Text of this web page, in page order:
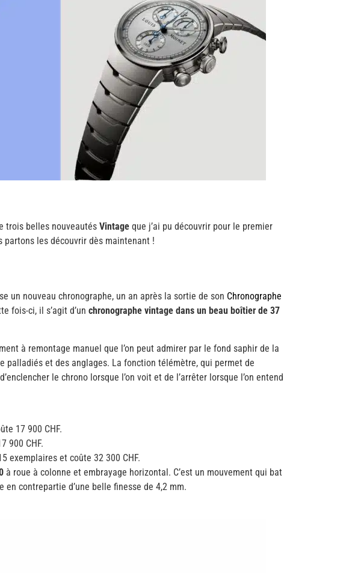
trois belles nouveautés Vintage que j’ai pu découvrir pour le premier
partons les découvrir dès maintenant !
un nouveau chronographe, un an après la sortie de son Chronographe
fois-ci, il s’agit d’un chronographe vintage dans un beau boîtier de 37
à remontage manuel que l’on peut admirer par le fond saphir de la
palladiés et des anglages. La fonction télémètre, qui permet de
le chrono lorsque l’on voit et de l’arrêter lorsque l’on entend
17 900 CHF.
900 CHF.
exemplaires et coûte 32 300 CHF.
à roue à colonne et embrayage horizontal. C’est un mouvement qui bat
contrepartie d’une belle finesse de 4,2 mm.